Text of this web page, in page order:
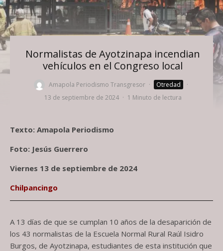
Normalistas de Ayotzinapa incendian
vehículos en el Congreso local
Amapola Periodismo Transgresor · Otredad
·
13 de septiembre de 2024 · 1 Minuto de lectura
Texto: Amapola Periodismo
Foto: Jesús Guerrero
Viernes 13 de septiembre de 2024
Chilpancingo
A 13 días de que se cumplan 10 años de la desaparición de
los 43 normalistas de la Escuela Normal Rural Raúl Isidro
Burgos, de Ayotzinapa, estudiantes de esta institución que